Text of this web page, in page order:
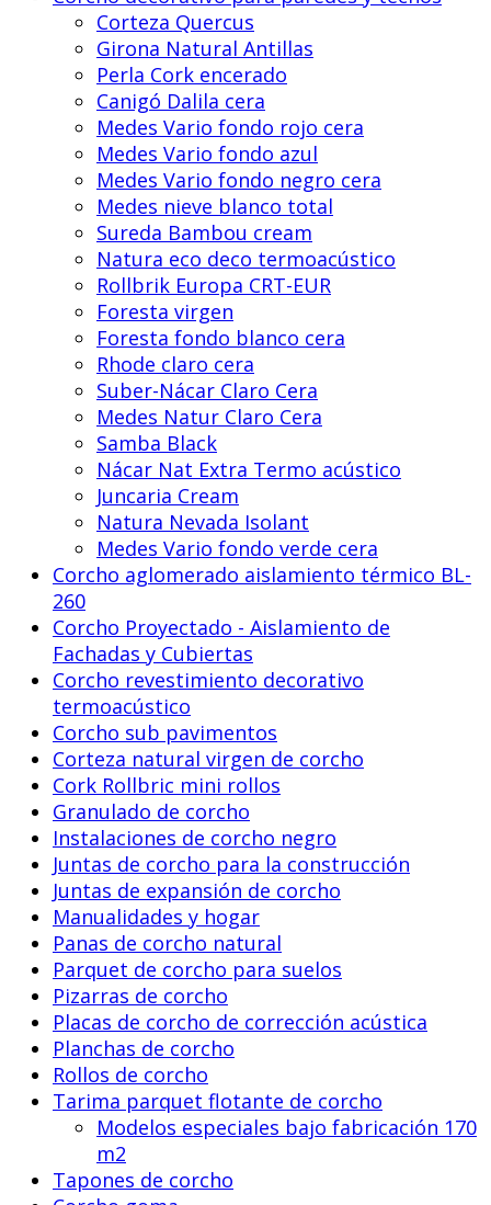
Corteza Quercus
Girona Natural Antillas
Perla Cork encerado
Canigó Dalila cera
Medes Vario fondo rojo cera
Medes Vario fondo azul
Medes Vario fondo negro cera
Medes nieve blanco total
Sureda Bambou cream
Natura eco deco termoacústico
Rollbrik Europa CRT-EUR
Foresta virgen
Foresta fondo blanco cera
Rhode claro cera
Suber-Nácar Claro Cera
Medes Natur Claro Cera
Samba Black
Nácar Nat Extra Termo acústico
Juncaria Cream
Natura Nevada Isolant
Medes Vario fondo verde cera
Corcho aglomerado aislamiento térmico BL-
260
Corcho Proyectado - Aislamiento de
Fachadas y Cubiertas
Corcho revestimiento decorativo
termoacústico
Corcho sub pavimentos
Corteza natural virgen de corcho
Cork Rollbric mini rollos
Granulado de corcho
Instalaciones de corcho negro
Juntas de corcho para la construcción
Juntas de expansión de corcho
Manualidades y hogar
Panas de corcho natural
Parquet de corcho para suelos
Pizarras de corcho
Placas de corcho de corrección acústica
Planchas de corcho
Rollos de corcho
Tarima parquet flotante de corcho
Modelos especiales bajo fabricación 170
m2
Tapones de corcho